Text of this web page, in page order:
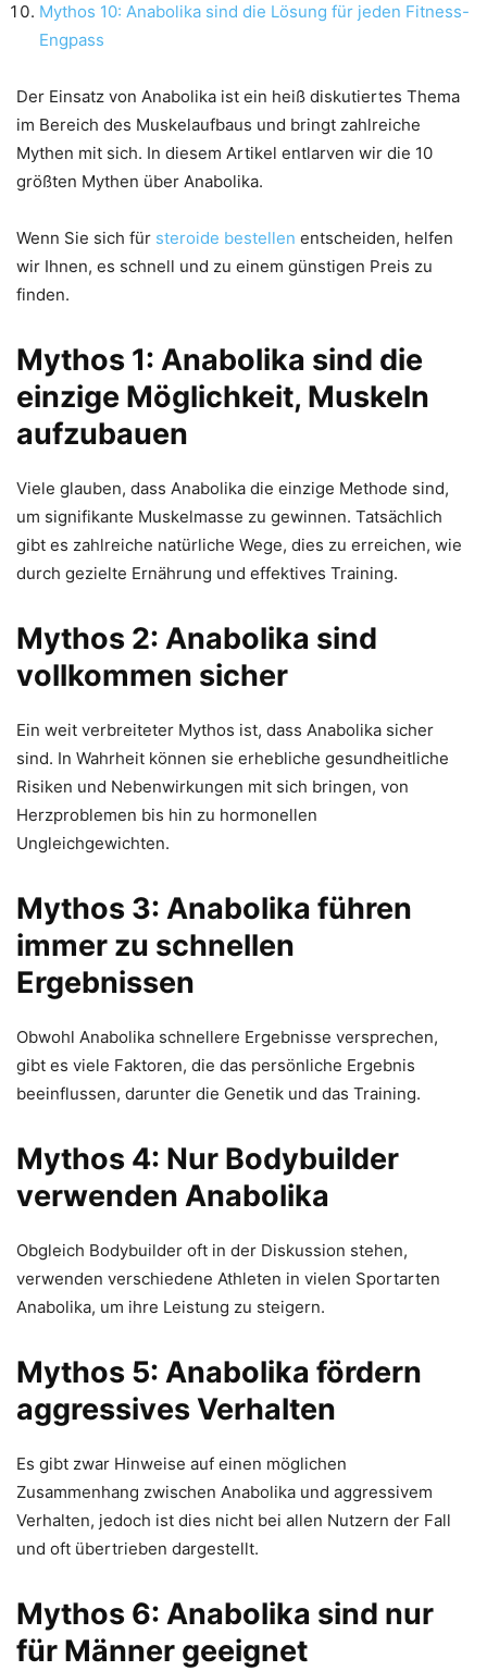
Mythos 10: Anabolika sind die Lösung für jeden Fitness-
Engpass
Der Einsatz von Anabolika ist ein heiß diskutiertes Thema
im Bereich des Muskelaufbaus und bringt zahlreiche
Mythen mit sich. In diesem Artikel entlarven wir die 10
größten Mythen über Anabolika.
Wenn Sie sich für steroide bestellen entscheiden, helfen
wir Ihnen, es schnell und zu einem günstigen Preis zu
finden.
Mythos 1: Anabolika sind die
einzige Möglichkeit, Muskeln
aufzubauen
Viele glauben, dass Anabolika die einzige Methode sind,
um signifikante Muskelmasse zu gewinnen. Tatsächlich
gibt es zahlreiche natürliche Wege, dies zu erreichen, wie
durch gezielte Ernährung und effektives Training.
Mythos 2: Anabolika sind
vollkommen sicher
Ein weit verbreiteter Mythos ist, dass Anabolika sicher
sind. In Wahrheit können sie erhebliche gesundheitliche
Risiken und Nebenwirkungen mit sich bringen, von
Herzproblemen bis hin zu hormonellen
Ungleichgewichten.
Mythos 3: Anabolika führen
immer zu schnellen
Ergebnissen
Obwohl Anabolika schnellere Ergebnisse versprechen,
gibt es viele Faktoren, die das persönliche Ergebnis
beeinflussen, darunter die Genetik und das Training.
Mythos 4: Nur Bodybuilder
verwenden Anabolika
Obgleich Bodybuilder oft in der Diskussion stehen,
verwenden verschiedene Athleten in vielen Sportarten
Anabolika, um ihre Leistung zu steigern.
Mythos 5: Anabolika fördern
aggressives Verhalten
Es gibt zwar Hinweise auf einen möglichen
Zusammenhang zwischen Anabolika und aggressivem
Verhalten, jedoch ist dies nicht bei allen Nutzern der Fall
und oft übertrieben dargestellt.
Mythos 6: Anabolika sind nur
für Männer geeignet